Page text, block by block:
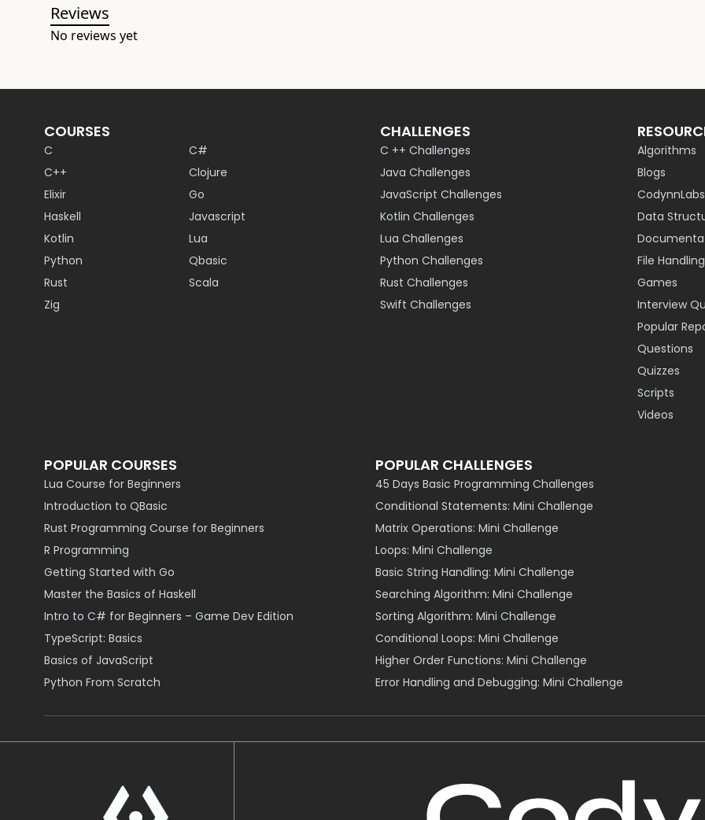
Reviews
No reviews yet
COURSES
C
C#
C++
Clojure
Elixir
Go
Haskell
Javascript
Kotlin
Lua
Python
Qbasic
Rust
Scala
Zig
CHALLENGES
C ++ Challenges
Java Challenges
JavaScript Challenges
Kotlin Challenges
Lua Challenges
Python Challenges
Rust Challenges
Swift Challenges
Algorithms
Blogs
CodynnLabs
Data
File Handling
Games
Interview
Popular
Questions
Quizzes
Scripts
Videos
POPULAR COURSES
Lua Course for Beginners
Introduction to QBasic
Rust Programming Course for Beginners
R Programming
Getting Started with Go
Master the Basics of Haskell
Intro to C# for Beginners – Game Dev Edition
TypeScript: Basics
Basics of JavaScript
Python From Scratch
POPULAR CHALLENGES
45 Days Basic Programming Challenges
Conditional Statements: Mini Challenge
Matrix Operations: Mini Challenge
Loops: Mini Challenge
Basic String Handling: Mini Challenge
Searching Algorithm: Mini Challenge
Sorting Algorithm: Mini Challenge
Conditional Loops: Mini Challenge
Higher Order Functions: Mini Challenge
Error Handling and Debugging: Mini Challenge